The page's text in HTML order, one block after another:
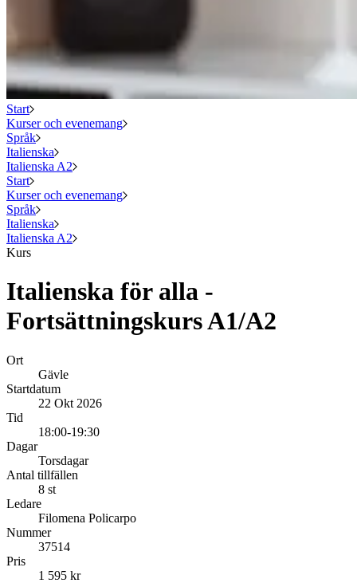
Start
Kurser och evenemang
Språk
Italienska
Italienska A2
Start
Kurser och evenemang
Språk
Italienska
Italienska A2
Kurs
Italienska för alla -
Fortsättningskurs A1/A2
Ort
Gävle
Startdatum
22 Okt 2026
Tid
18:00-19:30
Dagar
Torsdagar
Antal tillfällen
8 st
Ledare
Filomena Policarpo
Nummer
37514
Pris
1 595 kr